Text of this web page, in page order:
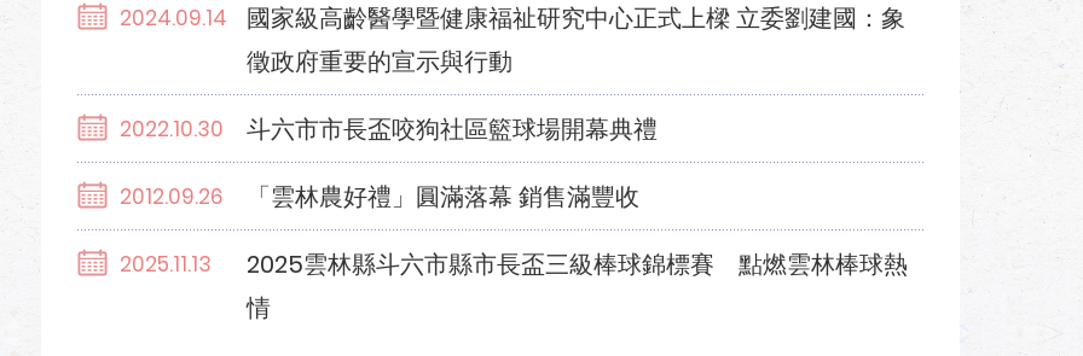
2024.09.14
國家級高齡醫學暨健康福祉研究中心正式上樑 立委劉建國：象
徵政府重要的宣示與行動
2022.10.30 斗六市市長盃咬狗社區籃球場開幕典禮
2012.09.26 「雲林農好禮」圓滿落幕 銷售滿豐收
2025.11.13
2025雲林縣斗六市縣市長盃三級棒球錦標賽 點燃雲林棒球熱
情